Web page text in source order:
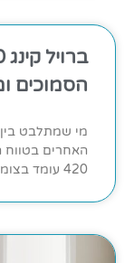
הסמוכים
420 עומד בצומת מעניין וייחודי בתוך הקטלוג של